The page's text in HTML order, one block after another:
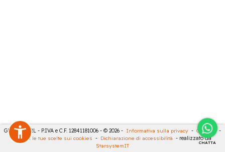
CHATTA
GECO 14 SRL - P.IVA e C.F. 12841181006 - © 2026 - Informativa sulla privacy - Cookies
-
Rivedi le tue scelte sui cookies - Dichiarazione di accessibilità - realizzato da
StarsystemIT